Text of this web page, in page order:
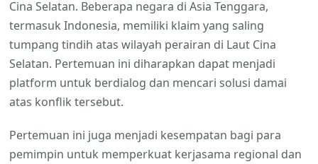
Cina Selatan. Beberapa negara di Asia Tenggara,
termasuk Indonesia, memiliki klaim yang saling
tumpang tindih atas wilayah perairan di Laut Cina
Selatan. Pertemuan ini diharapkan dapat menjadi
platform untuk berdialog dan mencari solusi damai
atas konflik tersebut.
Pertemuan ini juga menjadi kesempatan bagi para
pemimpin untuk memperkuat kerjasama regional dan